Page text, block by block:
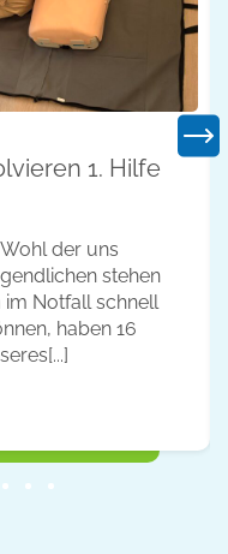
1. Hilfe
der uns
stehen
im Notfall schnell
haben 16